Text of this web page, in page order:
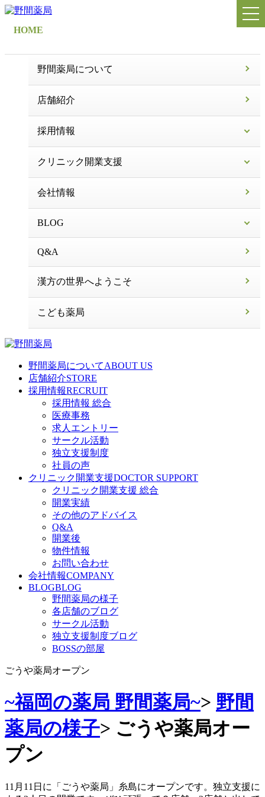
HOME
野間薬局について
店舗紹介
採用情報
クリニック開業支援
会社情報
BLOG
Q&A
漢方の世界へようこそ
こども薬局
野間薬局についてABOUT US
店舗紹介STORE
採用情報RECRUIT
採用情報 総合
医療事務
求人エントリー
サークル活動
独立支援制度
社員の声
クリニック開業支援DOCTOR SUPPORT
クリニック開業支援 総合
開業実績
その他のアドバイス
Q&A
開業後
物件情報
お問い合わせ
会社情報COMPANY
BLOGBLOG
野間薬局の様子
各店舗のブログ
サークル活動
独立支援制度ブログ
BOSSの部屋
ごうや薬局オープン
~福岡の薬局 野間薬局~> 野間
薬局の様子> ごうや薬局オー
プン
11月11日に「ごうや薬局」糸島にオープンです。独立支援に